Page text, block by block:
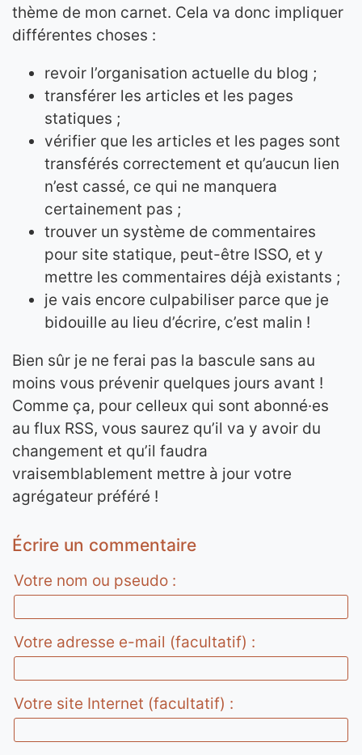
thème de mon carnet. Cela va donc impliquer
différentes choses :
revoir l’organisation actuelle du blog ;
transférer les articles et les pages
statiques ;
vérifier que les articles et les pages sont
transférés correctement et qu’aucun lien
n’est cassé, ce qui ne manquera
certainement pas ;
trouver un système de commentaires
pour site statique, peut-être ISSO, et y
mettre les commentaires déjà existants ;
je vais encore culpabiliser parce que je
bidouille au lieu d’écrire, c’est malin !
Bien sûr je ne ferai pas la bascule sans au
moins vous prévenir quelques jours avant !
Comme ça, pour celleux qui sont abonné·es
au flux RSS, vous saurez qu’il va y avoir du
changement et qu’il faudra
vraisemblablement mettre à jour votre
agrégateur préféré !
Écrire un commentaire
Votre nom ou pseudo :
Votre adresse e-mail (facultatif) :
Votre site Internet (facultatif) :